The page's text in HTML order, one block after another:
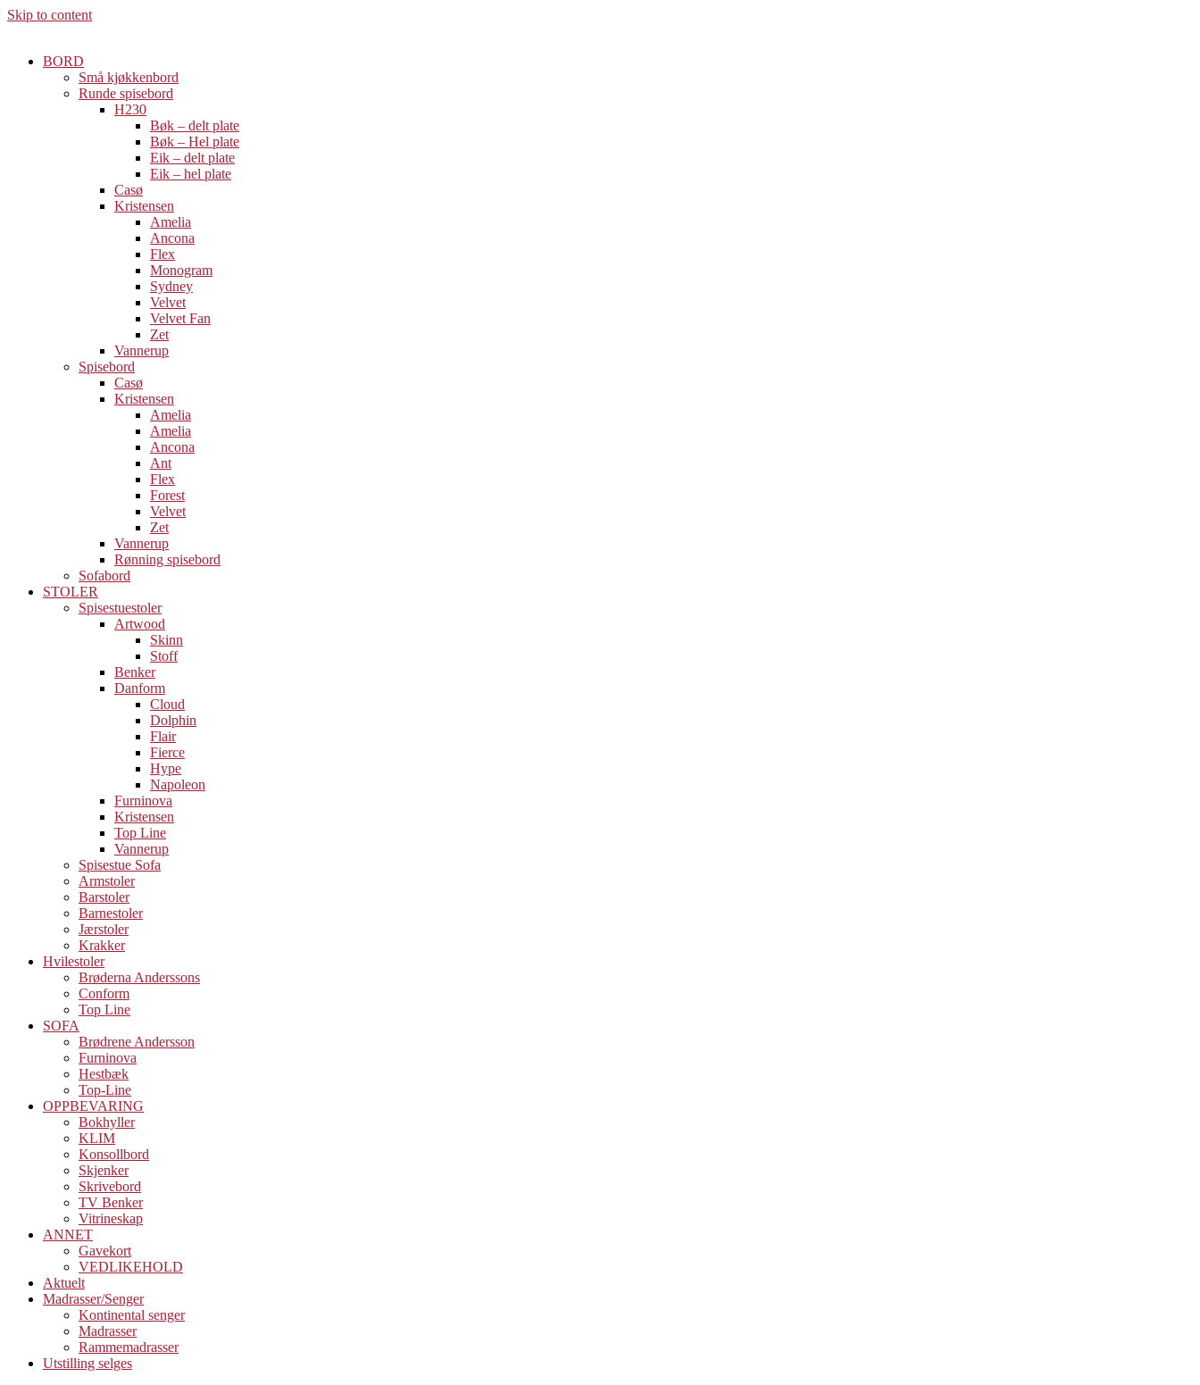
Skip to content
BORD
Små kjøkkenbord
Runde spisebord
H230
Bøk – delt plate
Bøk – Hel plate
Eik – delt plate
Eik – hel plate
Casø
Kristensen
Amelia
Ancona
Flex
Monogram
Sydney
Velvet
Velvet Fan
Zet
Vannerup
Spisebord
Casø
Kristensen
Amelia
Amelia
Ancona
Ant
Flex
Forest
Velvet
Zet
Vannerup
Rønning spisebord
Sofabord
STOLER
Spisestuestoler
Artwood
Skinn
Stoff
Benker
Danform
Cloud
Dolphin
Flair
Fierce
Hype
Napoleon
Furninova
Kristensen
Top Line
Vannerup
Spisestue Sofa
Armstoler
Barstoler
Barnestoler
Jærstoler
Krakker
Hvilestoler
Brøderna Anderssons
Conform
Top Line
SOFA
Brødrene Andersson
Furninova
Hestbæk
Top-Line
OPPBEVARING
Bokhyller
KLIM
Konsollbord
Skjenker
Skrivebord
TV Benker
Vitrineskap
ANNET
Gavekort
VEDLIKEHOLD
Aktuelt
Madrasser/Senger
Kontinental senger
Madrasser
Rammemadrasser
Utstilling selges